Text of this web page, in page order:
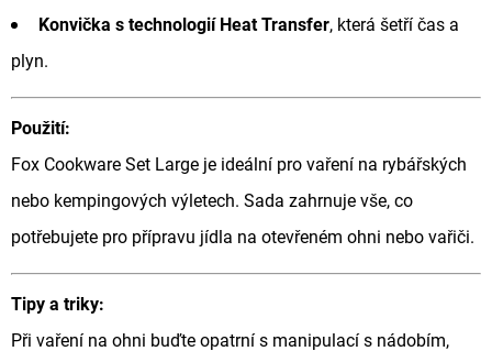
Konvička s technologií Heat Transfer, která šetří čas a
plyn.
Použití:
Fox Cookware Set Large je ideální pro vaření na rybářských
nebo kempingových výletech. Sada zahrnuje vše, co
potřebujete pro přípravu jídla na otevřeném ohni nebo vařiči.
Tipy a triky:
Při vaření na ohni buďte opatrní s manipulací s nádobím,
72
Původně:
79
Kč